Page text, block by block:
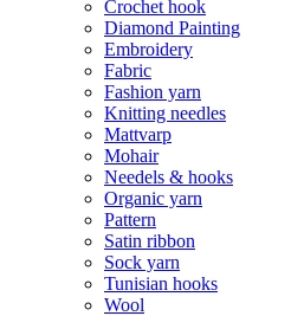
Crochet hook
Diamond Painting
Embroidery
Fabric
Fashion yarn
Knitting needles
Mattvarp
Mohair
Needels & hooks
Organic yarn
Pattern
Satin ribbon
Sock yarn
Tunisian hooks
Wool